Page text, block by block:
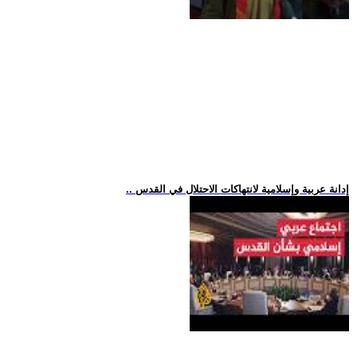
.. إدانة عربية وإسلامية لانتهاكات الاحتلال في القدس